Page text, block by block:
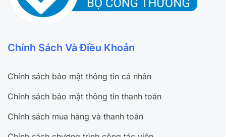
Chính Sách Và Điều Khoản
Chính sách bảo mật thông tin cá nhân
Chính sách bảo mật thông tin thanh toán
Chính sách mua hàng và thanh toán